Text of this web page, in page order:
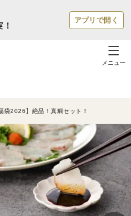
アプリで開く
メニュー
袋2026】絶品！真鯛セット！